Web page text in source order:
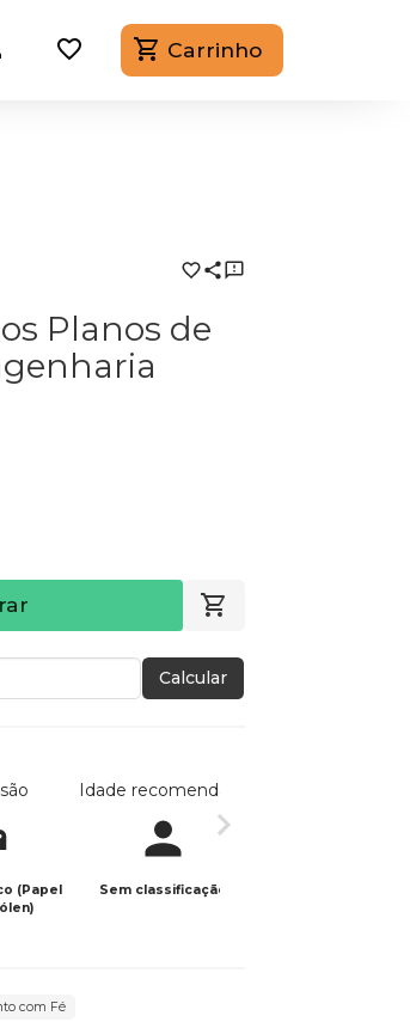
Carrinho
Planos de
Calcular
(Papel
Idade recomendada
Sem classificação
com Fé